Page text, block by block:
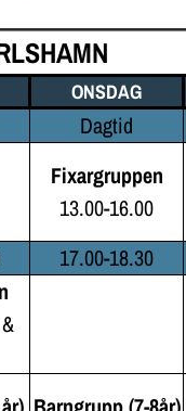
ONSDAG
Dagtid
Fixargruppen
13.00-16.00
17.00-18.30